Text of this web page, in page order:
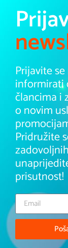
Prijavite
informirati
člancima i
o novim
Pridružite
prisutnost!